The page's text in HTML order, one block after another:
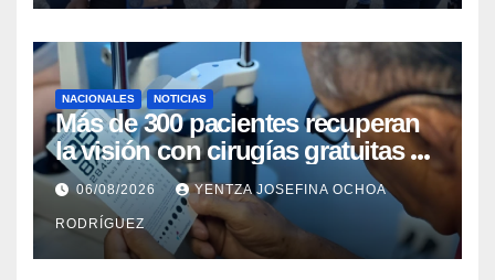
NACIONALES NOTICIAS
Más de 300 pacientes recuperan
la visión con cirugías gratuitas de
cataratas en Zulia
06/08/2026 YENTZA JOSEFINA OCHOA
RODRÍGUEZ